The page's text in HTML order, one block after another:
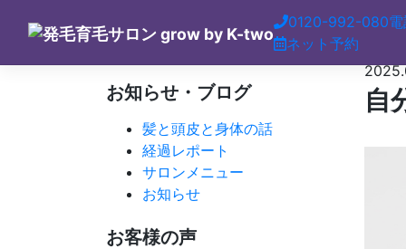
0120-992-080
ネット予約
自
お知らせ・ブログ
髪と頭皮と身体の話
経過レポート
サロンメニュー
お知らせ
お客様の声